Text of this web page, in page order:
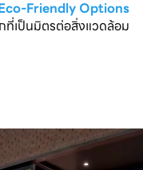
Friendly Options
ที่เป็นมิตรต่อสิ่งแวดล้อม